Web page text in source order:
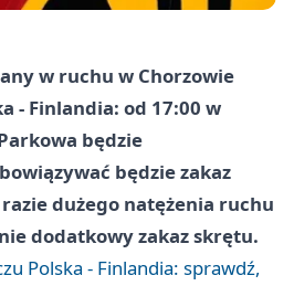
w ruchu w Chorzowie
- Finlandia: od 17:00 w
będzie
będzie zakaz
dużego natężenia ruchu
dodatkowy zakaz skrętu.
Polska - Finlandia: sprawdź,